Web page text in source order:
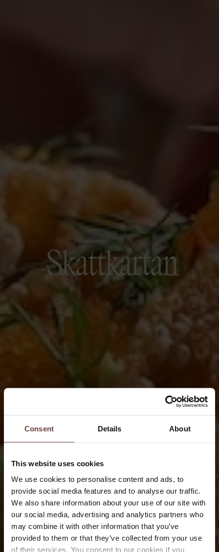
Consent Details About
This website uses cookies
We use cookies to personalise content and ads, to
provide social media features and to analyse our traffic.
We also share information about your use of our site with
our social media, advertising and analytics partners who
may combine it with other information that you’ve
provided to them or that they’ve collected from your use
of their services. You consent to our cookies if you
Skattkartan